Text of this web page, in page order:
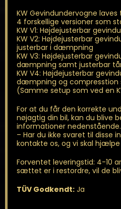
KW Gevindundervogne
4 forskellige versioner som
KW V1: Højdejusterbar
KW V2: Højdejusterbar
justerbar i dæmpning
KW V3: Højdejusterbar
dæmpning samt justerbar
KW V4: Højdejusterbar
dæmpning og compresstion
(Samme setup som ved en
For at du får den korrekte
nøjagtig din bil, kan du blive
informationer nedenstående.
– Har du ikke svaret til disse
kontakte os, og vi skal hjælpe
Forventet leveringstid: 4-10
sættet er i restordre, vil de
TÜV Godkendt:Ja